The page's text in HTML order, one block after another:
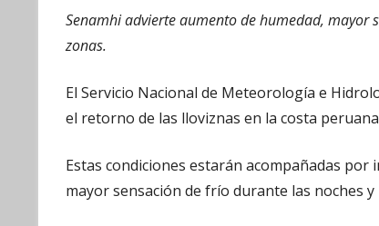
Senamhi advierte aumento de humedad, mayor
zonas.
El Servicio Nacional de Meteorología e
el retorno de las lloviznas en la costa
Estas condiciones estarán acompañadas
mayor sensación de frío durante las noches y